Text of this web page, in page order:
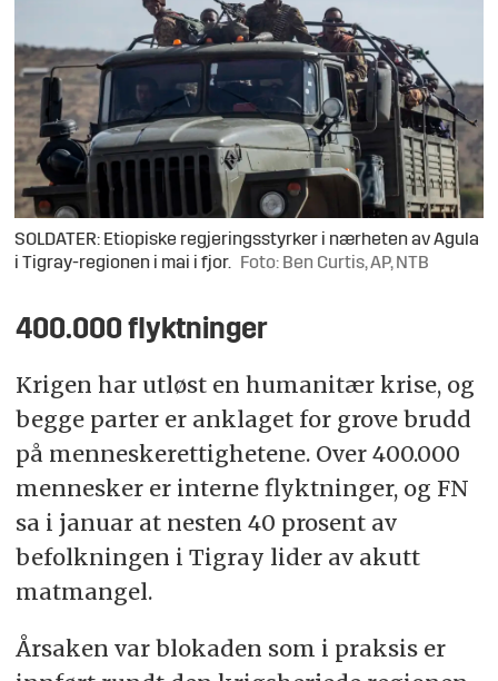
SOLDATER: Etiopiske regjeringsstyrker i nærheten av Agula
i Tigray-regionen i mai i fjor.
Foto: Ben Curtis, AP, NTB
400.000 flyktninger
Krigen har utløst en humanitær krise, og
begge parter er anklaget for grove brudd
på menneskerettighetene. Over 400.000
mennesker er interne flyktninger, og FN
sa i januar at nesten 40 prosent av
befolkningen i Tigray lider av akutt
matmangel.
Årsaken var blokaden som i praksis er